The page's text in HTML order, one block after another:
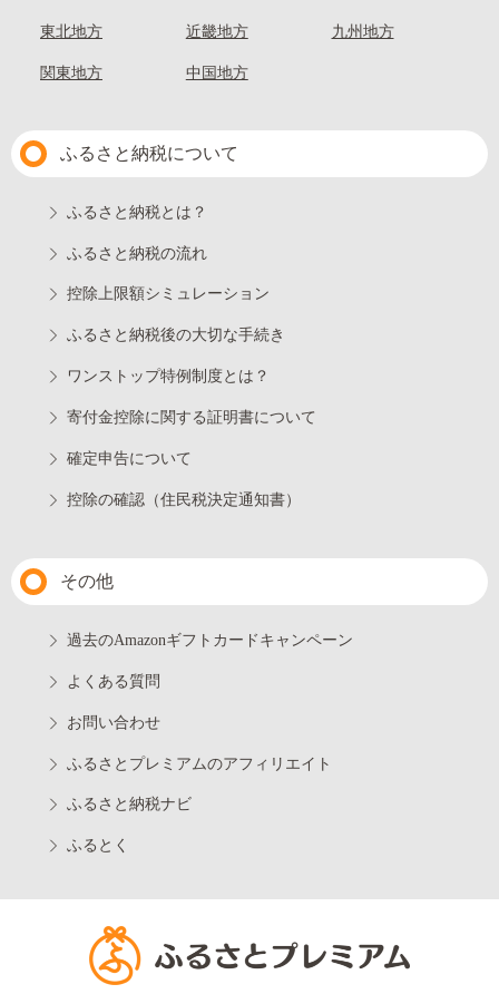
東北地方
関東地方
近畿地方
中国地方
九州地方
ふるさと納税について
ふるさと納税とは？
ふるさと納税の流れ
控除上限額シミュレーション
ふるさと納税後の大切な手続き
ワンストップ特例制度とは？
寄付金控除に関する証明書について
確定申告について
控除の確認（住民税決定通知書）
その他
過去のAmazonギフトカードキャンペーン
よくある質問
お問い合わせ
ふるさとプレミアムのアフィリエイト
ふるさと納税ナビ
ふるとく